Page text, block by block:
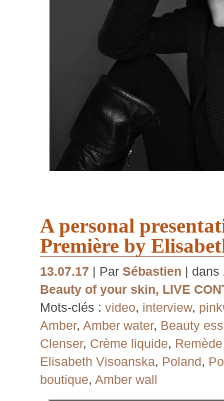
A personal
Première by
13.07.17 | Par Sébastien | dans
Beauty of your skin, LIVE
Mots-clés : video, interview,
Amber, Amber water, Beauty
Clenser, Crème liquide,
Elisabeth Visoanska, Poland,
boutique, Amber wall